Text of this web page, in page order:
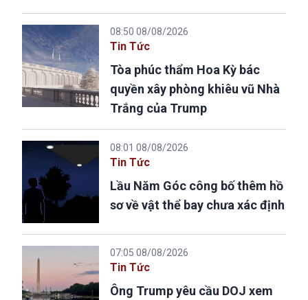
08:50 08/08/2026
Tin Tức
Tòa phúc thẩm Hoa Kỳ bác
quyền xây phòng khiêu vũ Nhà
Trắng của Trump
08:01 08/08/2026
Tin Tức
Lầu Năm Góc công bố thêm hồ
sơ về vật thể bay chưa xác định
07:05 08/08/2026
Tin Tức
Ông Trump yêu cầu DOJ xem